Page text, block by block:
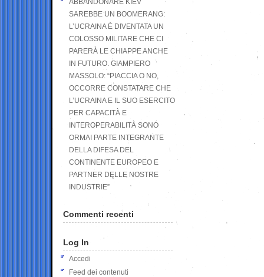
ABBANDONARE KIEV
SAREBBE UN BOOMERANG:
L’UCRAINA È DIVENTATA UN
COLOSSO MILITARE CHE CI
PARERÀ LE CHIAPPE ANCHE
IN FUTURO. GIAMPIERO
MASSOLO: “PIACCIA O NO,
OCCORRE CONSTATARE CHE
L’UCRAINA E IL SUO ESERCITO
PER CAPACITÀ E
INTEROPERABILITÀ SONO
ORMAI PARTE INTEGRANTE
DELLA DIFESA DEL
CONTINENTE EUROPEO E
PARTNER DELLE NOSTRE
INDUSTRIE”
Commenti recenti
Log In
Accedi
Feed dei contenuti